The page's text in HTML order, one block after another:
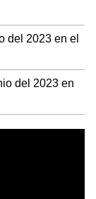
del 2023 en el
del 2023 en